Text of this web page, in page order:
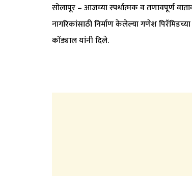
सोलापूर – आजच्या स्पर्धात्मक व तणावपूर्ण
नागरिकांसाठी निर्माण केलेल्या गणेश
कोंड्याल यांनी दिले.